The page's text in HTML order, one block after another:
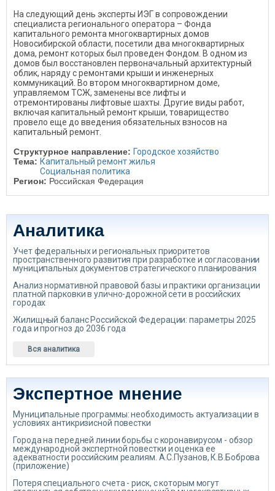
На следующий день эксперты ИЭГ в сопровождении
специалиста регионального оператора – Фонда
капитального ремонта многоквартирных домов
Новосибирской области, посетили два многоквартирных
дома, ремонт которых был проведен Фондом. В одном из
домов был восстановлен первоначальный архитектурный
облик, наряду с ремонтами крыши и инженерных
коммуникаций. Во втором многоквартирном доме,
управляемом ТСЖ, заменены все лифты и
отремонтированы лифтовые шахты. Другие виды работ,
включая капитальный ремонт крыши, товарищество
провело еще до введения обязательных взносов на
капитальный ремонт.
Структурное направление: Городское хозяйство
Тема: Капитальный ремонт жилья
Социальная политика
Регион: Российская Федерация
Аналитика
Учет федеральных и региональных приоритетов
пространственного развития при разработке и согласовании
муниципальных документов стратегического планирования
Анализ нормативной правовой базы и практики организации
платной парковки в улично-дорожной сети в российских
городах
Жилищный баланс Российской Федерации: параметры 2025
года и прогноз до 2036 года
Вся аналитика
Экспертное мнение
Муниципальные программы: необходимость актуализации в
условиях антикризисной повестки
Города на передней линии борьбы с коронавирусом - обзор
международной экспертной повестки и оценка ее
адекватности российским реалиям. А.С.Пузанов, К.В.Боброва
(приложение)
Потеря специального счета - риск, с которым могут